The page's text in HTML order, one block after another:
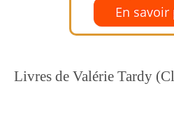
En savoir
Livres de Valérie Tardy